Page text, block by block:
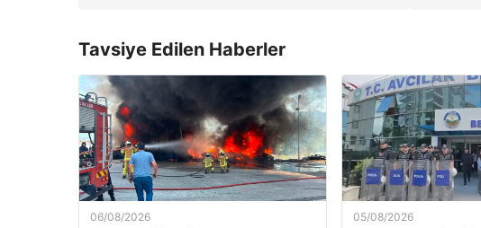
Tavsiye Edilen Haberler
06/08/2026 05/08/2026